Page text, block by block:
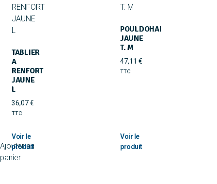
TABLIER
A
RENFORT
JAUNE
L
36,07€
TTC
Ajouter au
panier
POULDOHAN
JAUNE
T. M
47,11 €
TTC